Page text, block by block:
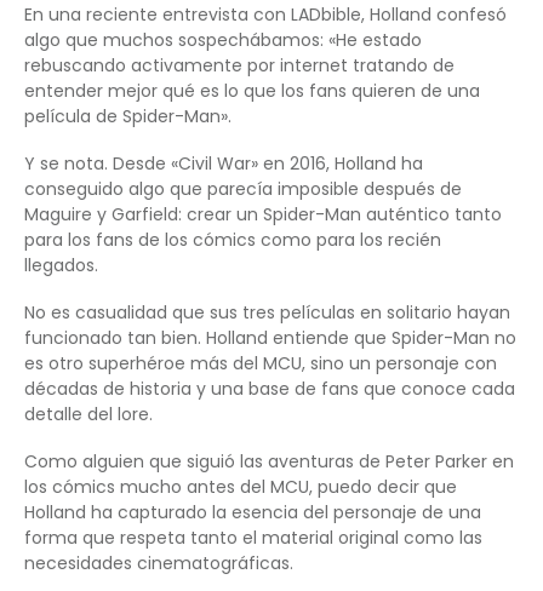
En una reciente entrevista con LADbible, Holland confesó
algo que muchos sospechábamos: «He estado
rebuscando activamente por internet tratando de
entender mejor qué es lo que los fans quieren de una
película de Spider-Man».
Y se nota. Desde «Civil War» en 2016, Holland ha
conseguido algo que parecía imposible después de
Maguire y Garfield: crear un Spider-Man auténtico tanto
para los fans de los cómics como para los recién
llegados.
No es casualidad que sus tres películas en solitario hayan
funcionado tan bien. Holland entiende que Spider-Man no
es otro superhéroe más del MCU, sino un personaje con
décadas de historia y una base de fans que conoce cada
detalle del lore.
Como alguien que siguió las aventuras de Peter Parker en
los cómics mucho antes del MCU, puedo decir que
Holland ha capturado la esencia del personaje de una
forma que respeta tanto el material original como las
necesidades cinematográficas.